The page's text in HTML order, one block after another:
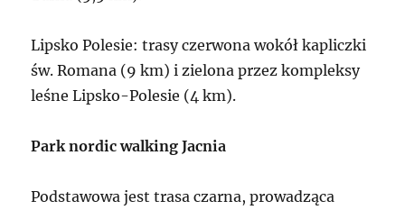
Lipsko Polesie: trasy czerwona wokół kapliczki
św. Romana (9 km) i zielona przez kompleksy
leśne Lipsko-Polesie (4 km).
Park nordic walking Jacnia
Podstawowa jest trasa czarna, prowadząca